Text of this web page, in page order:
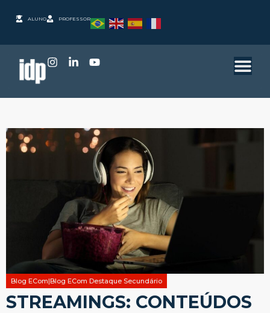
ALUNO PROFESSOR
Blog ECom|Blog ECom Destaque Secundário
STREAMINGS: CONTEÚDOS